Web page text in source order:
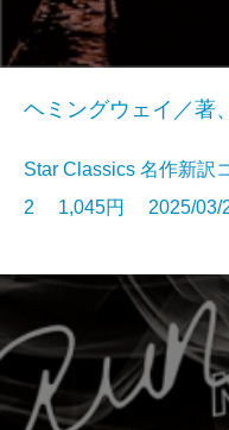
ヘミングウェイ／著
Star Classics 名作新
2 1,045円 2025/03/